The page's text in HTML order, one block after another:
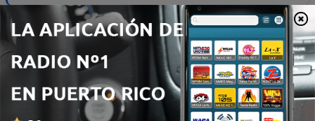
25 - Cápsula de Oro lunes 12 abril
13 abr. 2021
24 - Cápsula de Oro viernes 09 abril
Cápsula de Oro miércoles 07 abril